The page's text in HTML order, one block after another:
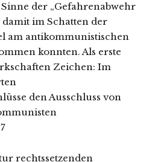
der „Gefahrenabwehr
im Schatten der
am antikommunistischen
konnten. Als erste
Zeichen: Im
den Ausschluss von
rechtssetzenden